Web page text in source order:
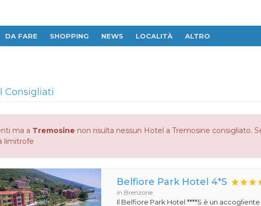
DA FARE SHOPPING NEWS LOCALITÀ ALTRO
Consigliati
ma a Tremosine non risulta nessun Hotel a Tremosine consigliato.
limitrofe
Belfiore Park Hotel 4*S
in Brenzone
Il Belfiore Park Hotel ****S è un